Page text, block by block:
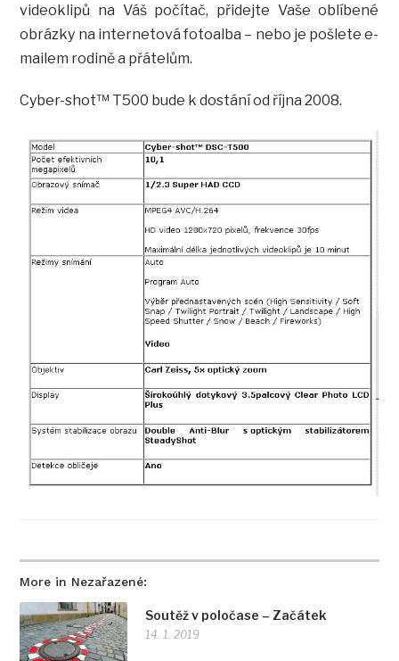
More in Nezařazené:
Soutěž v poločase – Začátek
14. 1. 2019
videoklipů na Váš počítač, přidejte Vaše oblíbené
obrázky na internetová fotoalba – nebo je pošlete e-
mailem rodině a přátelům.
Cyber-shot™ T500 bude k dostání od října 2008.